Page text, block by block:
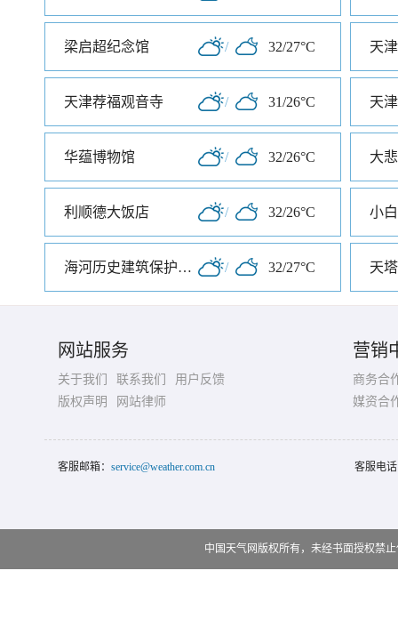
梁启超纪念馆 / 32/27°C
天津荐福观音寺 / 31/26°C 天
华蕴博物馆 / 32/26°C 大
利顺德大饭店 / 32/26°C 小
海河历史建筑保护展览馆 / 32/27°C 天
网站服务
关于我们 联系我们
用户反馈
版权声明
网站律师
营销
商务合
媒资合
客服邮箱： service@weather.com.cn 客服电
中国天气网版权所有，未经书面授权